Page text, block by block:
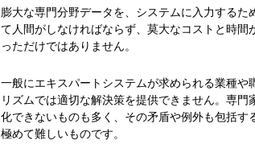
膨大な専門分野データを、システムに入力する
て人間がしなければならず、莫大なコストと時
っただけではありません。
一般にエキスパートシステムが求められる業種
リズムでは適切な解決策を提供できません。専
化できないものも多く、その矛盾や例外も包括
極めて難しいものです。